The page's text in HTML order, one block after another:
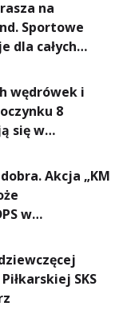
na
Sportowe
dla całych
wędrówek i
8
się w
Pieprz
Akcja „KM
w
SKS